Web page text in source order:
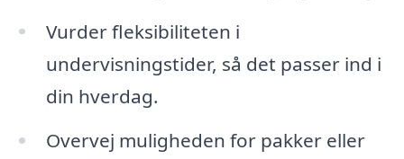
Vurder fleksibiliteten i
undervisningstider, så det passer ind i
din hverdag.
Overvej muligheden for pakker eller